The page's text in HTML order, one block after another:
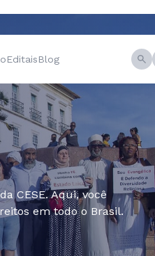
EditaisBlog
CESE. Aqui, você
em todo o Brasil.